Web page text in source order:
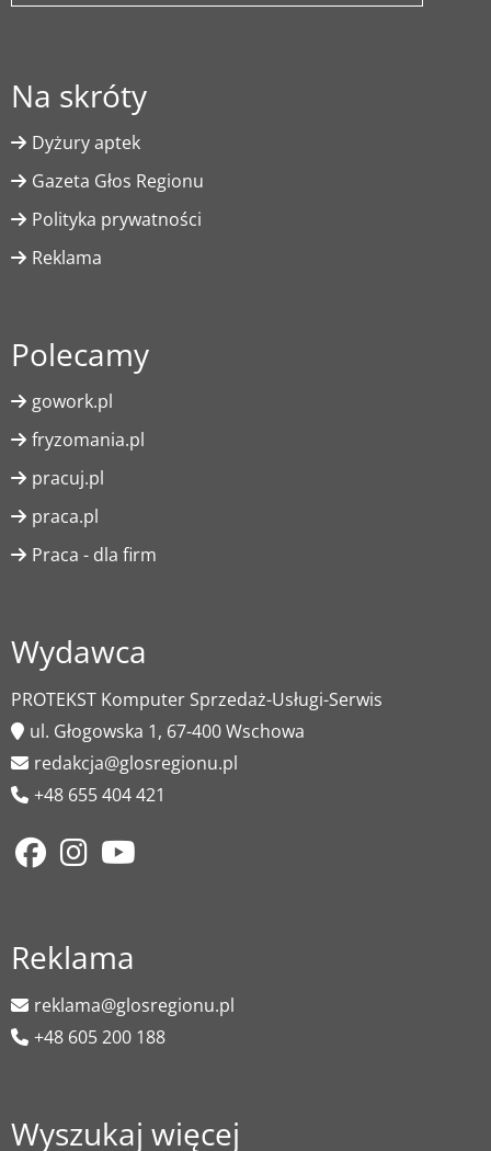
Na skróty
Dyżury aptek
Gazeta Głos Regionu
Polityka prywatności
Reklama
Polecamy
gowork.pl
fryzomania.pl
pracuj.pl
praca.pl
Praca - dla firm
Wydawca
PROTEKST Komputer Sprzedaż-Usługi-Serwis
ul. Głogowska 1, 67-400 Wschowa
redakcja@glosregionu.pl
+48 655 404 421
Reklama
reklama@glosregionu.pl
+48 605 200 188
Wyszukaj więcej